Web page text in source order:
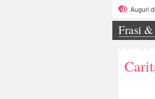
Auguri
Frasi